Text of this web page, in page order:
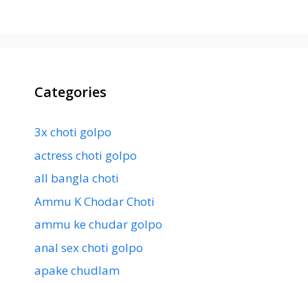
Categories
3x choti golpo
actress choti golpo
all bangla choti
Ammu K Chodar Choti
ammu ke chudar golpo
anal sex choti golpo
apake chudlam